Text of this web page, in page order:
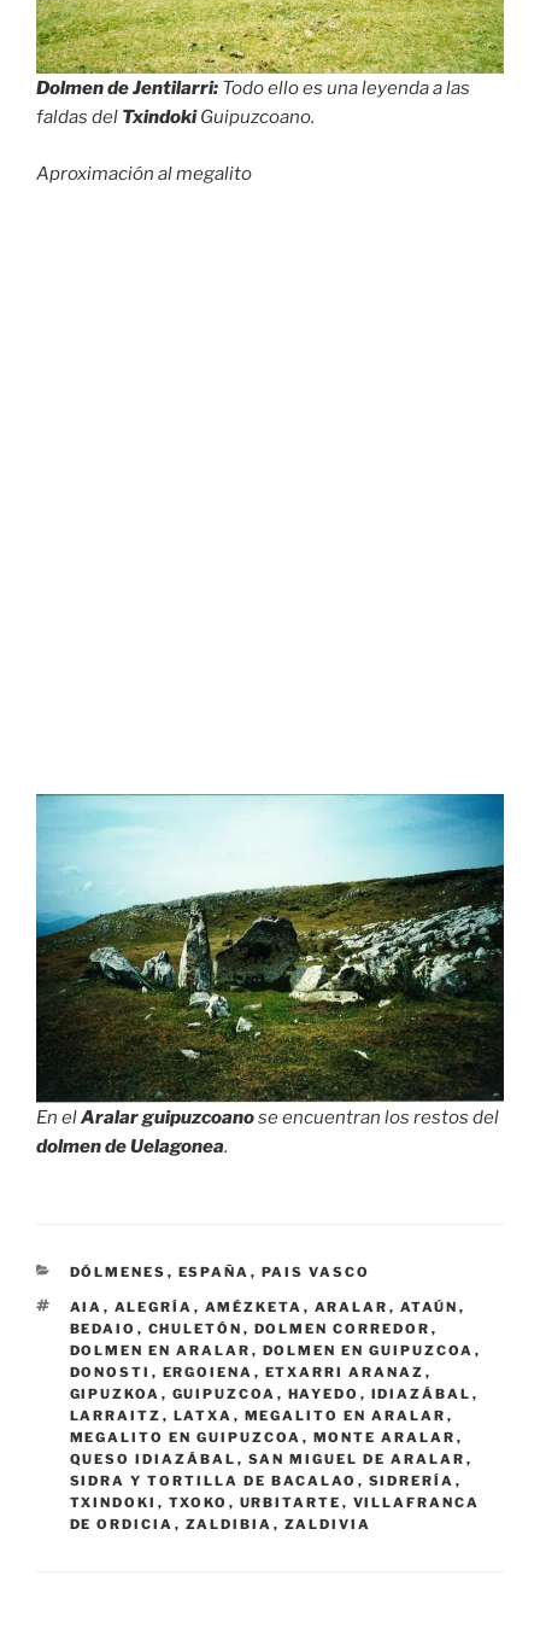
Dolmen de Jentilarri: Todo ello es una leyenda a las
faldas del TxindokiGuipuzcoano.
Aproximación al megalito
En elAralar guipuzcoanose encuentran los restos del
dolmen de Uelagonea.
CATEGORÍAS
DÓLMENES , ESPAÑA , PAIS VASCO
ETIQUETAS
AIA , ALEGRÍA , AMÉZKETA , ARALAR , ATAÚN ,
BEDAIO , CHULETÓN , DOLMEN CORREDOR ,
DOLMEN EN ARALAR , DOLMEN EN GUIPUZCOA ,
DONOSTI , ERGOIENA , ETXARRI ARANAZ ,
GIPUZKOA , GUIPUZCOA , HAYEDO , IDIAZÁBAL ,
LARRAITZ , LATXA , MEGALITO EN ARALAR ,
MEGALITO EN GUIPUZCOA , MONTE ARALAR ,
QUESO IDIAZÁBAL , SAN MIGUEL DE ARALAR ,
SIDRA Y TORTILLA DE BACALAO , SIDRERÍA ,
TXINDOKI , TXOKO , URBITARTE , VILLAFRANCA
DE ORDICIA , ZALDIBIA , ZALDIVIA